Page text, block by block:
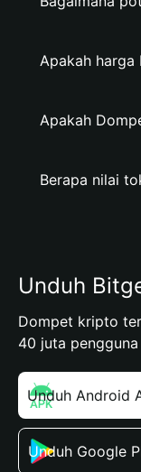
Apakah harga
Apakah
Berapa nilai
Unduh
Dompet kripto
40 juta pengguna
Unduh Android
Unduh Google